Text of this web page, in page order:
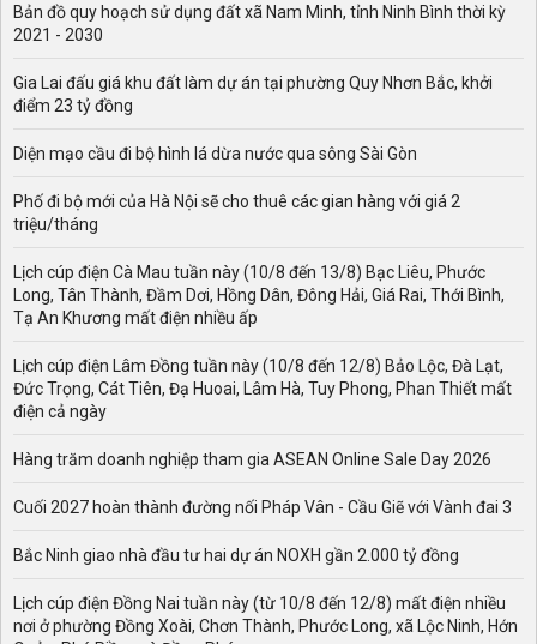
Bản đồ quy hoạch sử dụng đất xã Nam Minh, tỉnh Ninh Bình thời kỳ
2021 - 2030
Gia Lai đấu giá khu đất làm dự án tại phường Quy Nhơn Bắc, khởi
điểm 23 tỷ đồng
Diện mạo cầu đi bộ hình lá dừa nước qua sông Sài Gòn
Phố đi bộ mới của Hà Nội sẽ cho thuê các gian hàng với giá 2
triệu/tháng
Lịch cúp điện Cà Mau tuần này (10/8 đến 13/8) Bạc Liêu, Phước
Long, Tân Thành, Đầm Dơi, Hồng Dân, Đông Hải, Giá Rai, Thới Bình,
Tạ An Khương mất điện nhiều ấp
Lịch cúp điện Lâm Đồng tuần này (10/8 đến 12/8) Bảo Lộc, Đà Lạt,
Đức Trọng, Cát Tiên, Đạ Huoai, Lâm Hà, Tuy Phong, Phan Thiết mất
điện cả ngày
Hàng trăm doanh nghiệp tham gia ASEAN Online Sale Day 2026
Cuối 2027 hoàn thành đường nối Pháp Vân - Cầu Giẽ với Vành đai 3
Bắc Ninh giao nhà đầu tư hai dự án NOXH gần 2.000 tỷ đồng
Lịch cúp điện Đồng Nai tuần này (từ 10/8 đến 12/8) mất điện nhiều
nơi ở phường Đồng Xoài, Chơn Thành, Phước Long, xã Lộc Ninh, Hớn